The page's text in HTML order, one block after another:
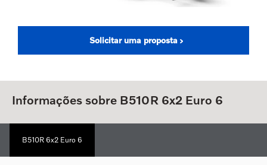
Solicitar uma proposta
Informações sobre B510R 6x2 Euro 6
B510R 6x2 Euro 6